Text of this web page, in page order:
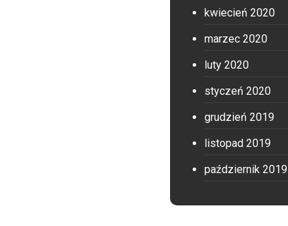
kwiecień 2020
marzec 2020
luty 2020
styczeń 2020
grudzień 2019
listopad 2019
październik 2019